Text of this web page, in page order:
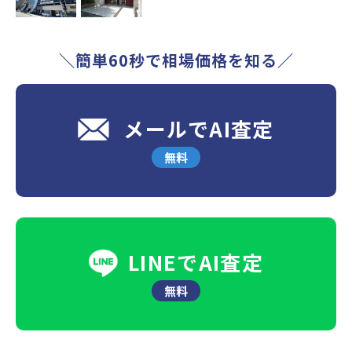
＼簡単60秒で相場価格を知る／
メールでAI査定
無料
LINEでAI査定
無料